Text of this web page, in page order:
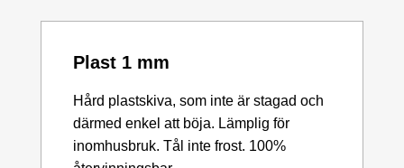
Plast 1 mm
Hård plastskiva, som inte är stagad och
därmed enkel att böja. Lämplig för
inomhusbruk. Tål inte frost. 100%